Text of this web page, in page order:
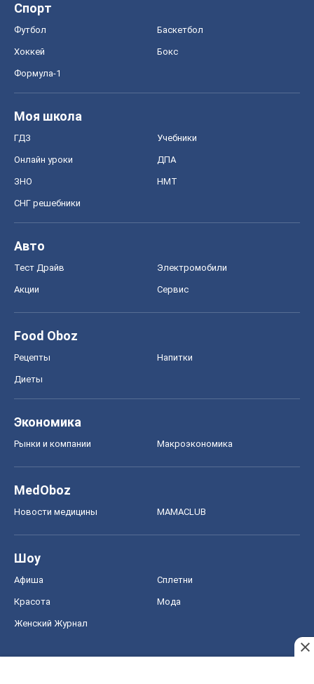
Спорт
Футбол Баскетбол
Хоккей Бокс
Формула-1
Моя школа
ГДЗ Учебники
Онлайн уроки ДПА
ЗНО НМТ
СНГ решебники
Авто
Тест Драйв Электромобили
Акции Сервис
Food Oboz
Рецепты Напитки
Диеты
Экономика
Рынки и компании Mакроэкономика
MedOboz
Новости медицины MAMACLUB
Шоу
Афиша Сплетни
Красота Мода
Женский Журнал